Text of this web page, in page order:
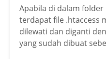
Apabila di dalam
terdapat file .htaccess
dilewati dan diganti
yang sudah dibuat